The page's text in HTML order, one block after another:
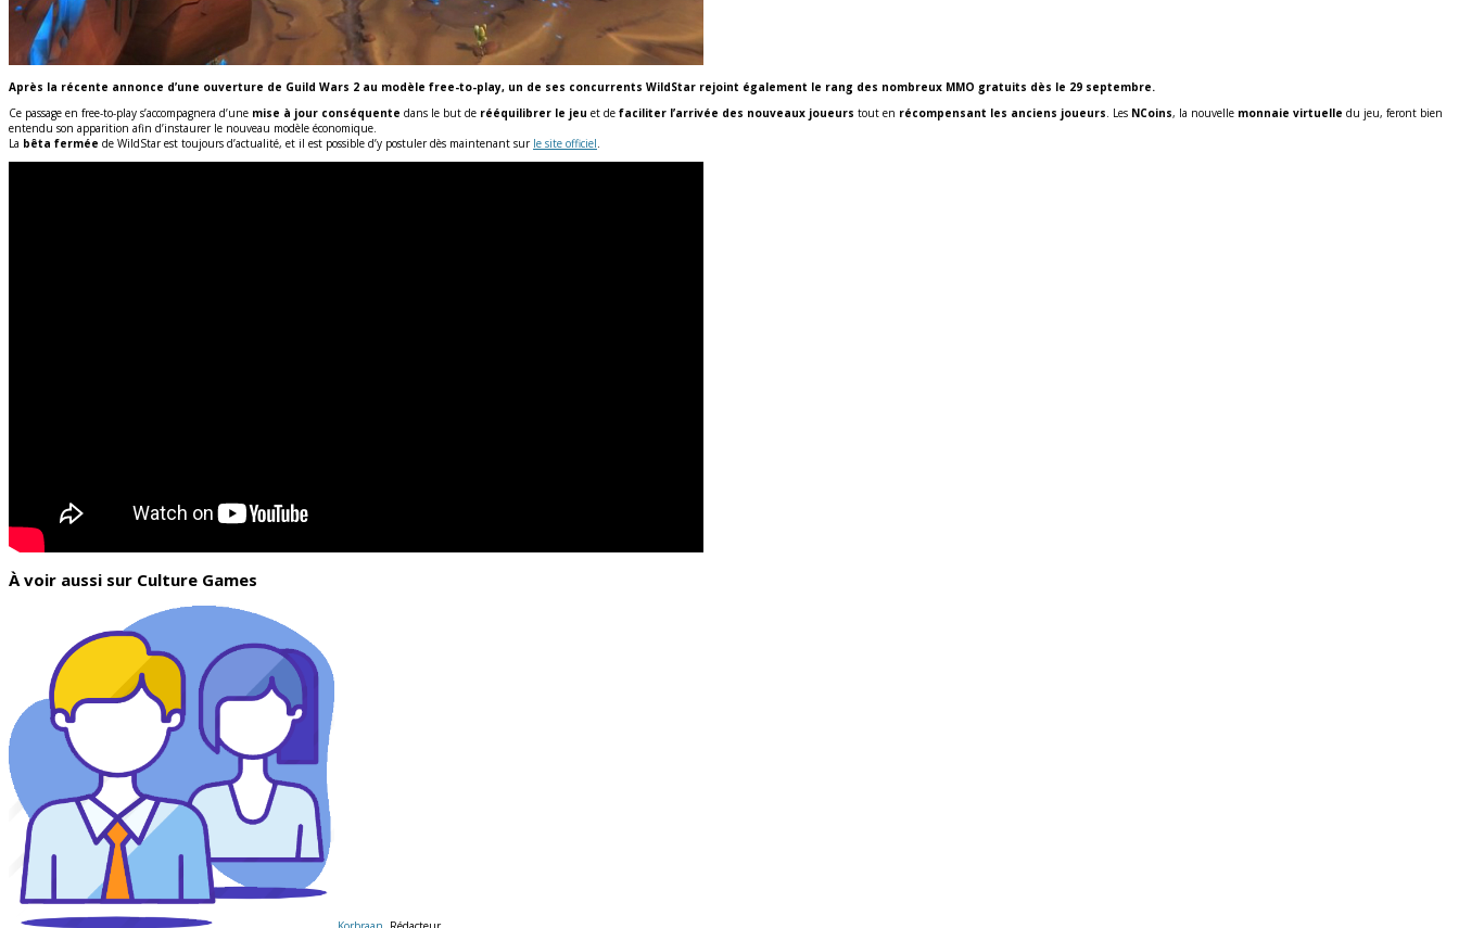
Après la récente annonce d’une ouverture de Guild Wars 2 au modèle free-to-play, un de ses concurrents WildStar rejoint également le rang des nombreux MMO gratuits dès le 29 septembre.
Ce passage en free-to-play s’accompagnera d’une mise à jour conséquente dans le but de rééquilibrer le jeu et de faciliter l’arrivée des nouveaux joueurs tout en récompensant les anciens joueurs. Les NCoins, la nouvelle monnaie virtuelle du jeu, feront bien
entendu son apparition afin d’instaurer le nouveau modèle économique.
La bêta fermée de WildStar est toujours d’actualité, et il est possible d’y postuler dès maintenant sur le site officiel.
À voir aussi sur Culture Games